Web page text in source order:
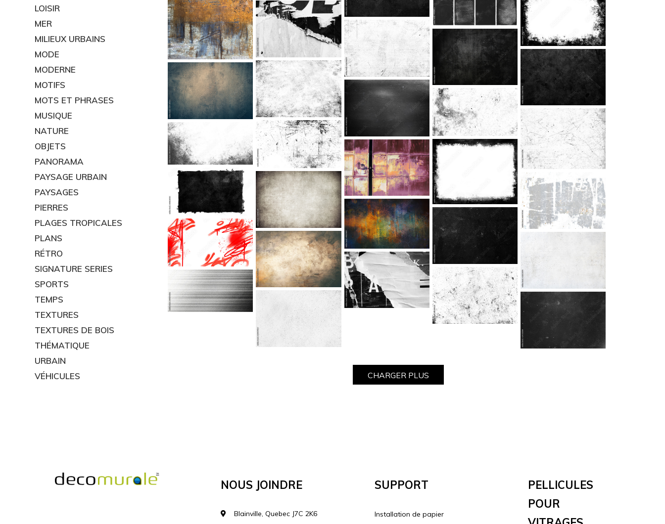
LOISIR
MER
MILIEUX URBAINS
MODE
MODERNE
MOTIFS
MOTS ET PHRASES
MUSIQUE
NATURE
OBJETS
PANORAMA
PAYSAGE URBAIN
PAYSAGES
PIERRES
PLAGES TROPICALES
PLANS
RÉTRO
SIGNATURE SERIES
SPORTS
TEMPS
TEXTURES
TEXTURES DE BOIS
THÉMATIQUE
URBAIN
VÉHICULES
CHARGER PLUS
Nous Joindre
Blainville, Quebec J7C 2K6
Support
Installation de papier
Pellicules
Pour